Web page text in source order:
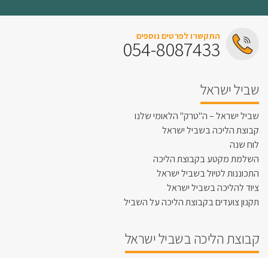
התקשרו לפרטים נוספים
054-8087433
שביל ישראל
שביל ישראל – ה"טרק" הלאומי שלנו
קבוצת הליכה בשביל ישראל
לוח שנה
השלמת מקטע בקבוצת הליכה
התכוננות לטיול בשביל ישראל
ציוד להליכה בשביל ישראל
תקנון צועדים בקבוצת הליכה על השביל
קבוצת הליכה בשביל ישראל